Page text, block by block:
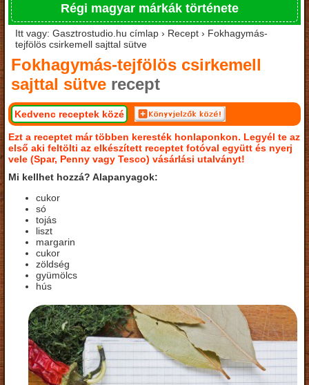
Régi magyar márkák története
Itt vagy: Gasztrostudio.hu címlap › Recept › Fokhagymás-
tejfölös csirkemell sajttal sütve
Fokhagymás-tejfölös csirkemell
sajttal sütve recept
Kedvenc receptek közé
Ezt a receptet már többen keresték honlaponkon. Legyél te az
első aki feltölti az elkészített receptet fotóval együtt és nyerj
vele (Spar, Penny vagy Tesco) vásárlási utalványt!
Mi kellhet hozzá? Alapanyagok:
cukor
só
tojás
liszt
margarin
cukor
zöldség
gyümölcs
hús